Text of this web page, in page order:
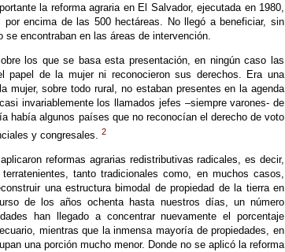
la reforma agraria en El Salvador, ejecutada en 1980,
encima de las 500 hectáreas. No llegó a beneficiar, sin
encontraban en las áreas de intervención.
los que se basa esta presentación, en ningún caso las
papel de la mujer ni reconocieron sus derechos. Era una
mujer, sobre todo rural, no estaban presentes en la agenda
invariablemente los llamados jefes –siempre varones- de
había algunos países que no reconocían el derecho de voto
y congresales. 2
reformas agrarias redistributivas radicales, es decir,
tanto tradicionales como, en muchos casos,
una estructura bimodal de propiedad de la tierra en
de los años ochenta hasta nuestros días, un número
han llegado a concentrar nuevamente el porcentaje
mientras que la inmensa mayoría de propiedades, en
una porción mucho menor. Donde no se aplicó la reforma